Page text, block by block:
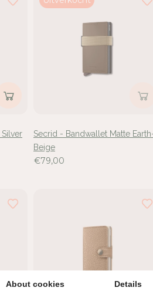
Secrid - Bandwallet Matte
Beige
€79,00
About cookies Details